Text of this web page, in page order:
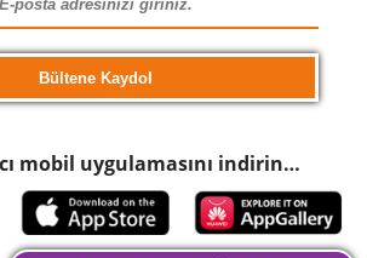
mobil uygulamasını indirin…